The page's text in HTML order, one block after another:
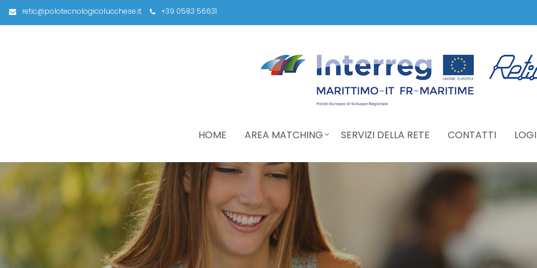
retic@polotecnologicolucchese.it +39 0583 56631
HOME AREA MATCHING SERVIZI DELLA RETE CONTATTI